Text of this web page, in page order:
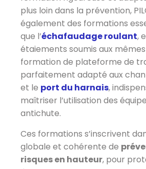
plus loin dans la prévention,
également des formations
que l’échafaudage roulant,
étaiements soumis aux
formation de plateforme de
parfaitement adapté aux
et le port du harnais,
maîtriser l’utilisation des
antichute.
Ces formations s’inscrivent
globale et cohérente de
risques en hauteur, pour